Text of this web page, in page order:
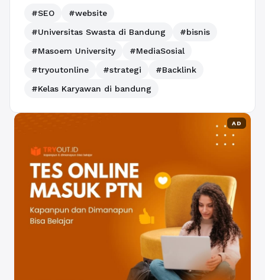
#SEO
#website
#Universitas Swasta di Bandung
#bisnis
#Masoem University
#MediaSosial
#tryoutonline
#strategi
#Backlink
#Kelas Karyawan di bandung
AD